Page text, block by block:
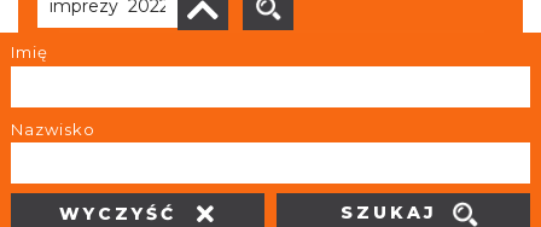
Imię
Nazwisko
WYCZYŚĆ SZUKAJ
Brak wyników